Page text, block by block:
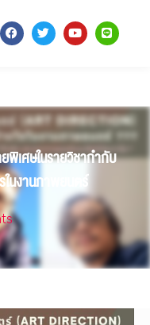
พิเศษในรายวิชากำกับ
นงานภาพยนตร์